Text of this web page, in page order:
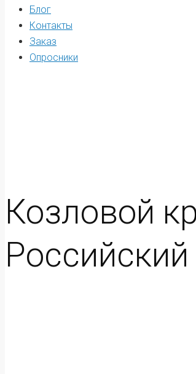
Блог
Контакты
Заказ
Опросники
Козловой